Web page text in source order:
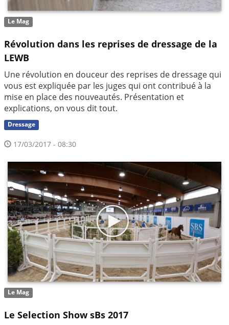
Le Mag
Révolution dans les reprises de dressage de la
LEWB
Une révolution en douceur des reprises de dressage qui
vous est expliquée par les juges qui ont contribué à la
mise en place des nouveautés. Présentation et
explications, on vous dit tout.
Dressage
17/03/2017 - 08:30
Le Mag
Le Selection Show sBs 2017